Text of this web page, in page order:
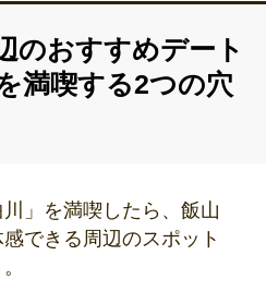
のおすすめデート
満喫する2つの穴
」を満喫したら、飯山
できる周辺のスポット